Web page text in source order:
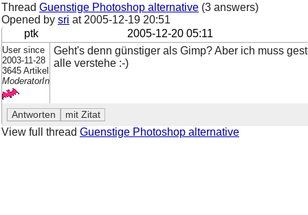
Thread Guenstige Photoshop alternative (3 answers)
Opened by sri at 2005-12-19 20:51
ptk
2005-12-20 05:11
User since
2003-11-28
3645 Artikel
ModeratorIn
Geht's denn günstiger als Gimp? Aber ich muss
alle verstehe :-)
View full thread Guenstige Photoshop alternative